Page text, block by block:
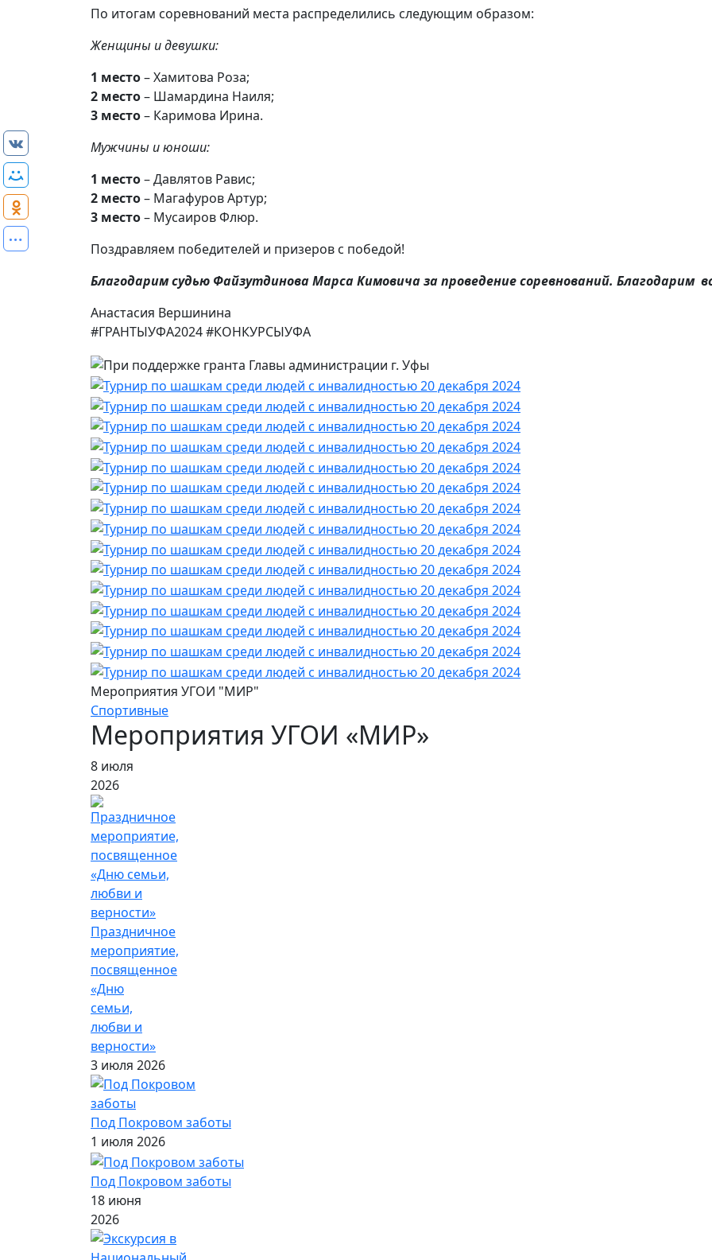
По итогам соревнований места распределились следующим образом:
Женщины и девушки:
1 место– Хамитова Роза;
2 место– Шамардина Наиля;
3 место– Каримова Ирина.
Мужчины и юноши:
1 место– Давлятов Равис;
2 место– Магафуров Артур;
3 место– Мусаиров Флюр.
Поздравляем победителей и призеров с победой!
Благодарим судью Файзутдинова Марса Кимовича за проведение соревнований. Благодарим
Анастасия Вершинина
#ГРАНТЫУФА2024 #КОНКУРСЫУФА
Мероприятия УГОИ "МИР"
Спортивные
Мероприятия УГОИ «МИР»
8 июля
2026
Праздничное
мероприятие,
посвященное
«Дню
семьи,
любви и
верности»
3 июля 2026
Под Покровом заботы
1 июля 2026
Под Покровом заботы
18 июня
2026